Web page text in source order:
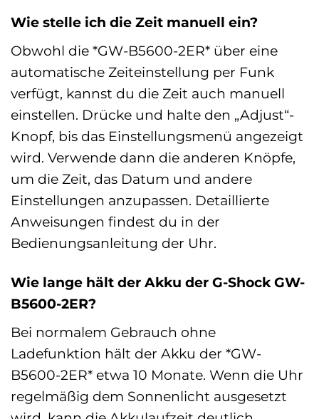
Wie stelle ich die Zeit manuell ein?
Obwohl die *GW-B5600-2ER* über eine
automatische Zeiteinstellung per Funk
verfügt, kannst du die Zeit auch manuell
einstellen. Drücke und halte den „Adjust“-
Knopf, bis das Einstellungsmenü angezeigt
wird. Verwende dann die anderen Knöpfe,
um die Zeit, das Datum und andere
Einstellungen anzupassen. Detaillierte
Anweisungen findest du in der
Bedienungsanleitung der Uhr.
Wie lange hält der Akku der G-Shock GW-
B5600-2ER?
Bei normalem Gebrauch ohne
Ladefunktion hält der Akku der *GW-
B5600-2ER* etwa 10 Monate. Wenn die Uhr
regelmäßig dem Sonnenlicht ausgesetzt